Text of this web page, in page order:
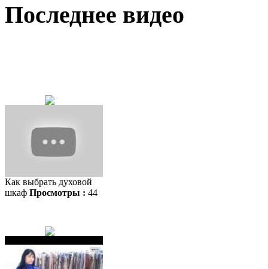
Последнее видео
Как выбрать духовой
шкаф Просмотры : 44